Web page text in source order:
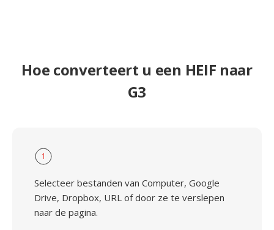
Hoe converteert u een HEIF naar
G3
1
Selecteer bestanden van Computer, Google
Drive, Dropbox, URL of door ze te verslepen
naar de pagina.